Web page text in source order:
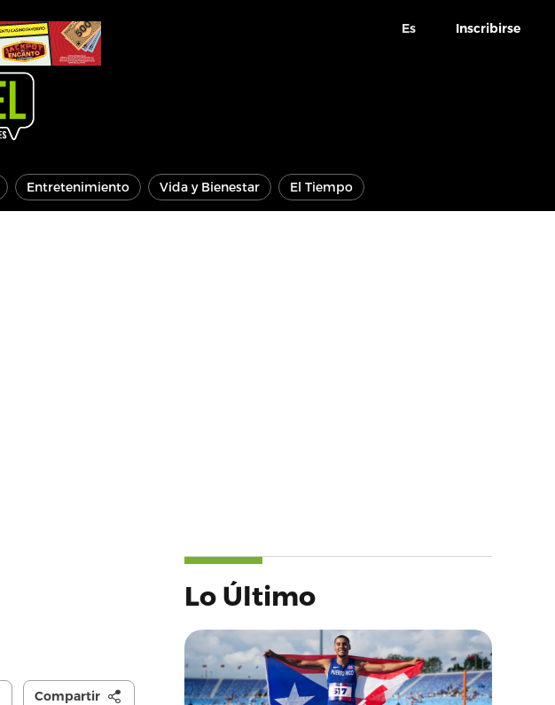
Es Inscribirse
Entretenimiento Vida y Bienestar El Tiempo
Compartir
Lo Último